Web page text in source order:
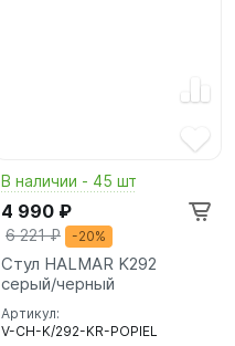
В наличии - 45 шт
4 990 ₽
6 221 ₽ -20%
Стул HALMAR K292
серый/черный
Артикул:
V-CH-K/292-KR-POPIEL